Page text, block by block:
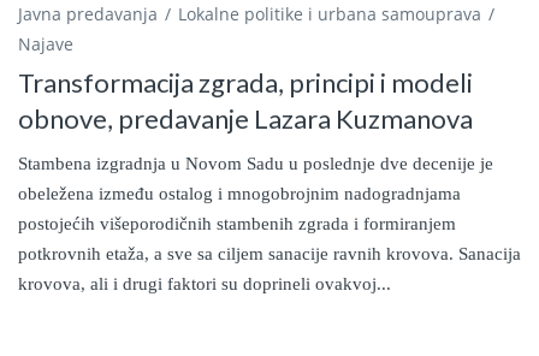
Javna predavanja
Lokalne politike i urbana samouprava
Najave
Transformacija zgrada, principi i modeli
obnove, predavanje Lazara Kuzmanova
Stambena izgradnja u Novom Sadu u poslednje dve decenije je
obeležena između ostalog i mnogobrojnim nadogradnjama
postojećih višeporodičnih stambenih zgrada i formiranjem
potkrovnih etaža, a sve sa ciljem sanacije ravnih krovova. Sanacija
krovova, ali i drugi faktori su doprineli ovakvoj...